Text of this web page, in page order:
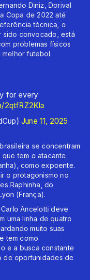
Diniz, Dorival
Copa de 2022 até
técnica, o
sido convocado, está
problemas físicos
futebol.
for every
2qtfRZ2Kla
June 11, 2025
se concentram
tem o atacante
como expoente.
o protagonismo no
Raphinha, do
(França).
Ancelotti deve
uma linha de quatro
muito suas
tem como
e a busca constante
de oportunidades de